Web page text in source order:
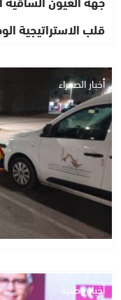
قلب الاستراتيجية
أخبار الصحراء
أخبار وطنية